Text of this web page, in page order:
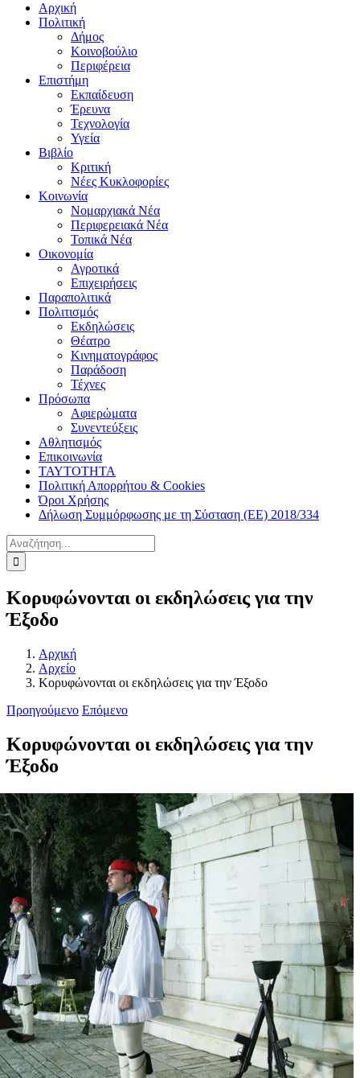
Αρχική
Πολιτική
Δήμος
Κοινοβούλιο
Περιφέρεια
Επιστήμη
Εκπαίδευση
Έρευνα
Τεχνολογία
Υγεία
Βιβλίο
Κριτική
Νέες Κυκλοφορίες
Κοινωνία
Νομαρχιακά Νέα
Περιφερειακά Νέα
Τοπικά Νέα
Οικονομία
Αγροτικά
Επιχειρήσεις
Παραπολιτικά
Πολιτισμός
Εκδηλώσεις
Θέατρο
Κινηματογράφος
Παράδοση
Τέχνες
Πρόσωπα
Αφιερώματα
Συνεντεύξεις
Αθλητισμός
Επικοινωνία
ΤΑΥΤΟΤΗΤΑ
Πολιτική Απορρήτου & Cookies
Όροι Χρήσης
Δήλωση Συμμόρφωσης με τη Σύσταση (ΕΕ) 2018/334
Αναζήτηση
για:
Κορυφώνονται οι εκδηλώσεις για την
Έξοδο
Αρχική
Αρχείο
Κορυφώνονται οι εκδηλώσεις για την Έξοδο
Προηγούμενο Επόμενο
Κορυφώνονται οι εκδηλώσεις για την
Έξοδο